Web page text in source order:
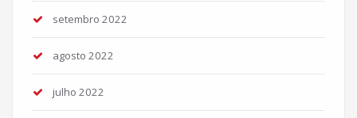
setembro 2022
agosto 2022
julho 2022